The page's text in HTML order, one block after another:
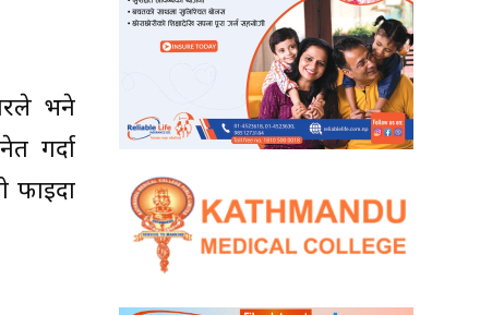
भने
गर्दा
फाइदा